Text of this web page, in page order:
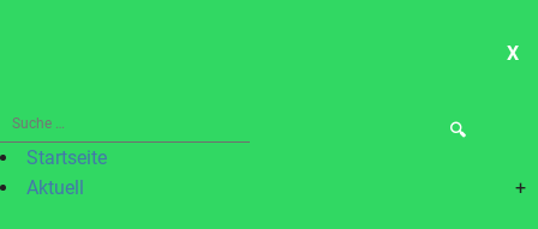
X
Suche
nach:Startseite
Aktuell
+